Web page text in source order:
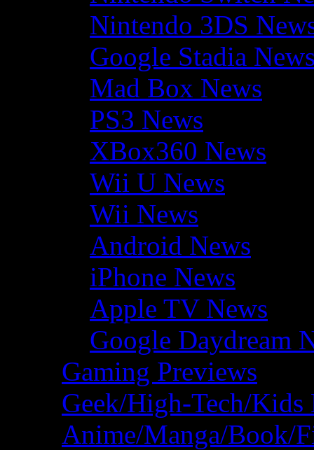
Nintendo 3DS
Google Stadia
Mad Box News
PS3 News
XBox360 News
Wii U News
Wii News
Android News
iPhone News
Apple TV News
Google Daydream
Gaming Previews
Geek/High-Tech/Kids
Anime/Manga/Book/